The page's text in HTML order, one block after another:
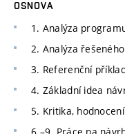
OSNOVA
1. Analýza
2. Analýza
3. Referenční
4. Základní idea
5. Kritika,